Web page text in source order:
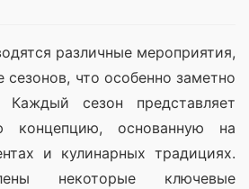
различные мероприятия,
что особенно заметно
сезон представляет
концепцию, основанную на
и кулинарных традициях.
некоторые ключевые